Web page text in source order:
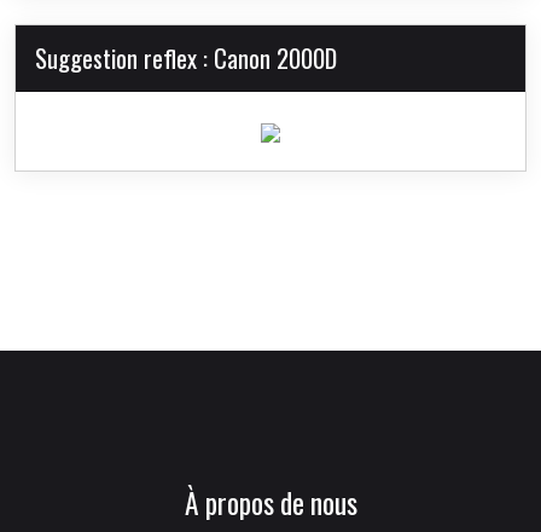
Suggestion reflex : Canon 2000D
À propos de nous